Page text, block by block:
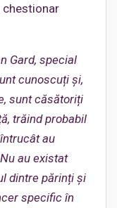
chestionar
Gard, special
cunoscuți și,
sunt căsătoriți
trăind probabil
au
au existat
dintre părinți și
specific în